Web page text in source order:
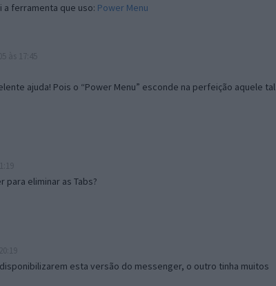
ferramenta que uso: Power Menu
ajuda! Pois o “Power Menu” esconde na perfeição aquele tal
para eliminar as Tabs?
esta versão do messenger, o outro tinha muitos